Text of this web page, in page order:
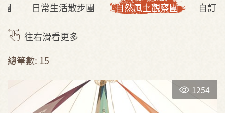
日常生活散步團 自然風土觀察團 自訂
往右滑看更多
總筆數: 15
1254